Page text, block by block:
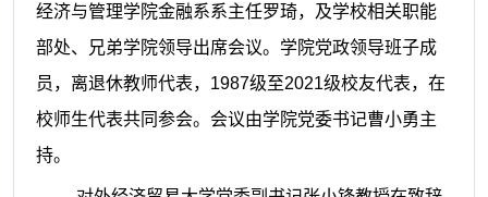
经济与管理学院金融系系主任罗琦，及学校相关职能
部处、兄弟学院领导出席会议。学院党政领导班子成
员，离退休教师代表，1987级至2021级校友代表，在
校师生代表共同参会。会议由学院党委书记曹小勇主
持。